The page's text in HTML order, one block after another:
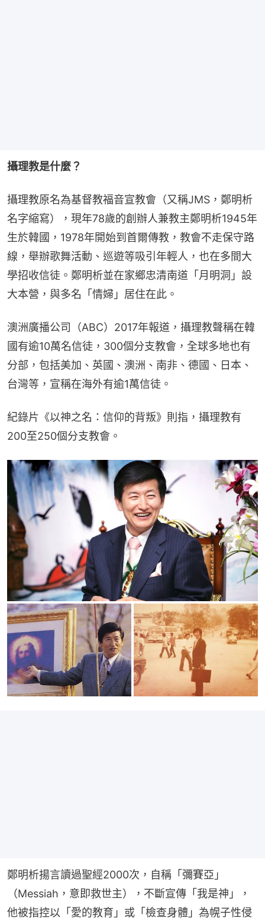
攝理教是什麼？
攝理教原名為基督教福音宣教會（又稱JMS，鄭明析
名字縮寫），現年78歲的創辦人兼教主鄭明析1945年
生於韓國，1978年開始到首爾傳教，教會不走保守路
線，舉辦歌舞活動、巡遊等吸引年輕人，也在多間大
學招收信徒。鄭明析並在家鄉忠清南道「月明洞」設
大本營，與多名「情婦」居住在此。
澳洲廣播公司（ABC）2017年報道，攝理教聲稱在韓
國有逾10萬名信徒，300個分支教會，全球多地也有
分部，包括美加、英國、澳洲、南非、德國、日本、
台灣等，宣稱在海外有逾1萬信徒。
紀錄片《以神之名：信仰的背叛》則指，攝理教有
200至250個分支教會。
鄭明析揚言讀過聖經2000次，自稱「彌賽亞」
（Messiah，意即救世主），不斷宣傳「我是神」，
他被指控以「愛的教育」或「檢查身體」為幌子性侵